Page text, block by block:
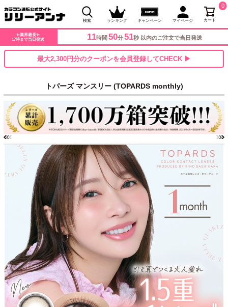
検索 ランキング キャンペーン マイページ カート
0
✨業界最長✨
17時まで当日発送
11時間 50分48秒 以内のご注文で当日発送
最大2,300円分のクーポンを会員登録してCHECK ▶
トパーズ マンスリー (TOPARDS monthly)